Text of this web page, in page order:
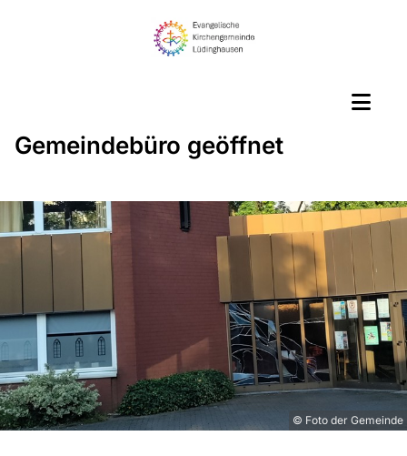
Gemeindebüro geöffnet
© Foto der Gemeinde